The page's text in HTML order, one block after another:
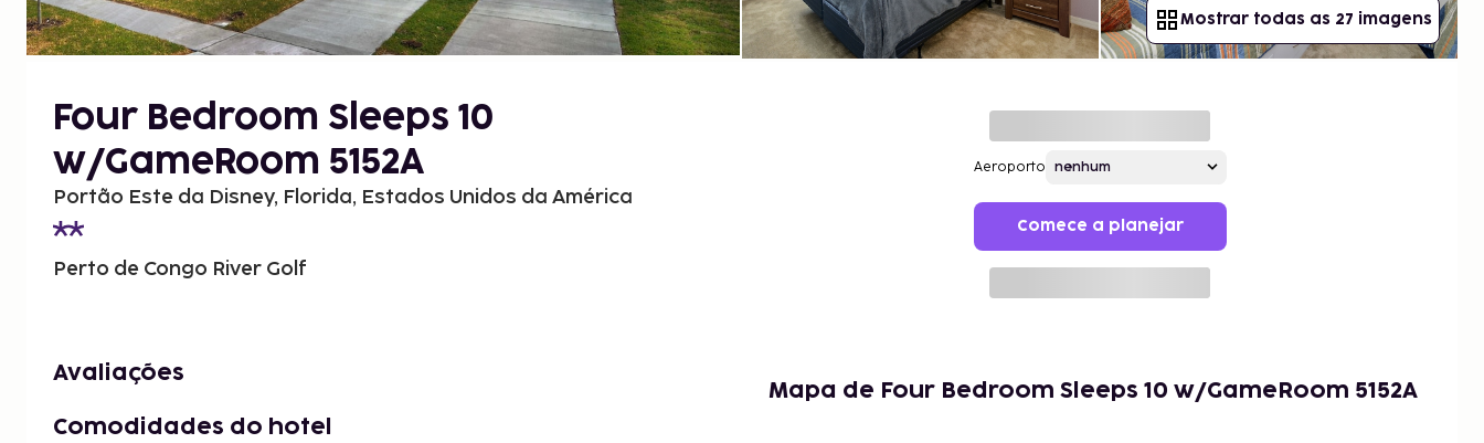
Mostrar todas as 27 imagens
Four Bedroom Sleeps 10
w/GameRoom 5152A
Portão Este da Disney, Florida, Estados Unidos da América
Perto de Congo River Golf
Aeroporto
Comece a planejar
Avaliações
Comodidades do hotel
Mapa de Four Bedroom Sleeps 10 w/GameRoom 5152A